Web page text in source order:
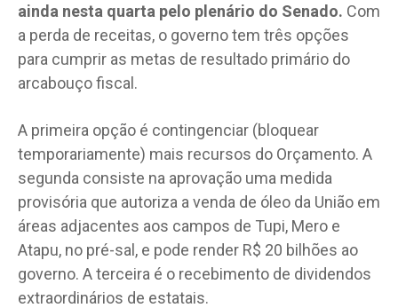
ainda nesta quarta pelo plenário do Senado. Com
a perda de receitas, o governo tem três opções
para cumprir as metas de resultado primário do
arcabouço fiscal.
A primeira opção é contingenciar (bloquear
temporariamente) mais recursos do Orçamento. A
segunda consiste na aprovação uma medida
provisória que autoriza a venda de óleo da União em
áreas adjacentes aos campos de Tupi, Mero e
Atapu, no pré-sal, e pode render R$ 20 bilhões ao
governo. A terceira é o recebimento de dividendos
extraordinários de estatais.